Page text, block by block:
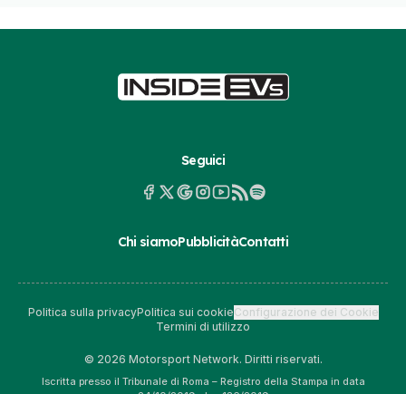
Seguici
Chi siamoPubblicitàContatti
Politica sulla privacyPolitica sui cookieConfigurazione dei Cookie
Termini di utilizzo
© 2026 Motorsport Network. Diritti riservati.
Iscritta presso il Tribunale di Roma – Registro della Stampa in data